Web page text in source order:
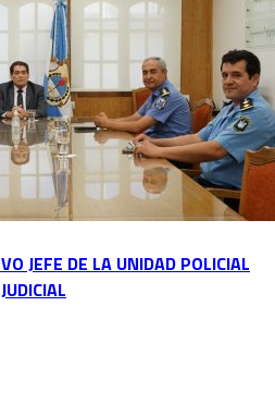
JEFE DE LA UNIDAD POLICIAL